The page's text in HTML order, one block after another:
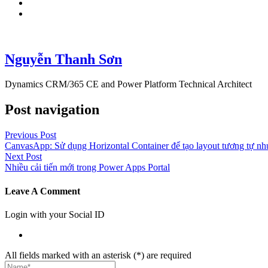
Nguyễn Thanh Sơn
Dynamics CRM/365 CE and Power Platform Technical Architect
Post navigation
Previous Post
CanvasApp: Sử dụng Horizontal Container để tạo layout tương tự
Next Post
Nhiều cải tiến mới trong Power Apps Portal
Leave A Comment
Login with your Social ID
All fields marked with an asterisk (*) are required